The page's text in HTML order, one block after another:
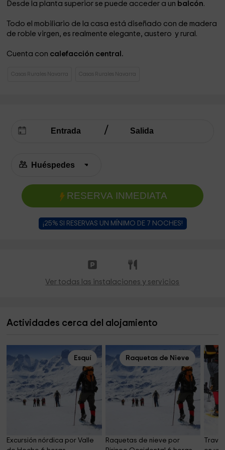
Desde la planta superior se puede acceder a un balcón.
Todo el mobiliario de la casa está diseñado con de madera
de roble virgen, es realmente elegante, austero y rural.
Cuenta con calefacción central.
Casas Rurales Navarra Casas Rurales Navarra
RESERVA INMEDIATA
¡25% SI RESERVAS UN MÍNIMO DE 7 NOCHES!
Ver todas las instalaciones y servicios
Actividades cerca del alojamiento
Esquí
Excursión nórdica por Valle
Raquetas de Nieve
Raquetas de nieve por